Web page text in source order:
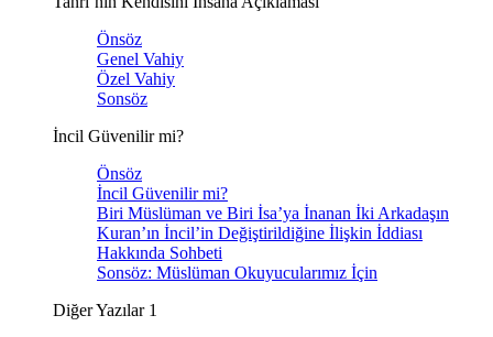
Önsöz
Genel Vahiy
Özel Vahiy
Sonsöz
İncil Güvenilir mi?
Önsöz
İncil Güvenilir mi?
Biri Müslüman ve Biri İsa’ya İnanan İki Arkadaşın
Kuran’ın İncil’in Değiştirildiğine İlişkin İddiası
Hakkında Sohbeti
Sonsöz: Müslüman Okuyucularımız İçin
Diğer Yazılar 1